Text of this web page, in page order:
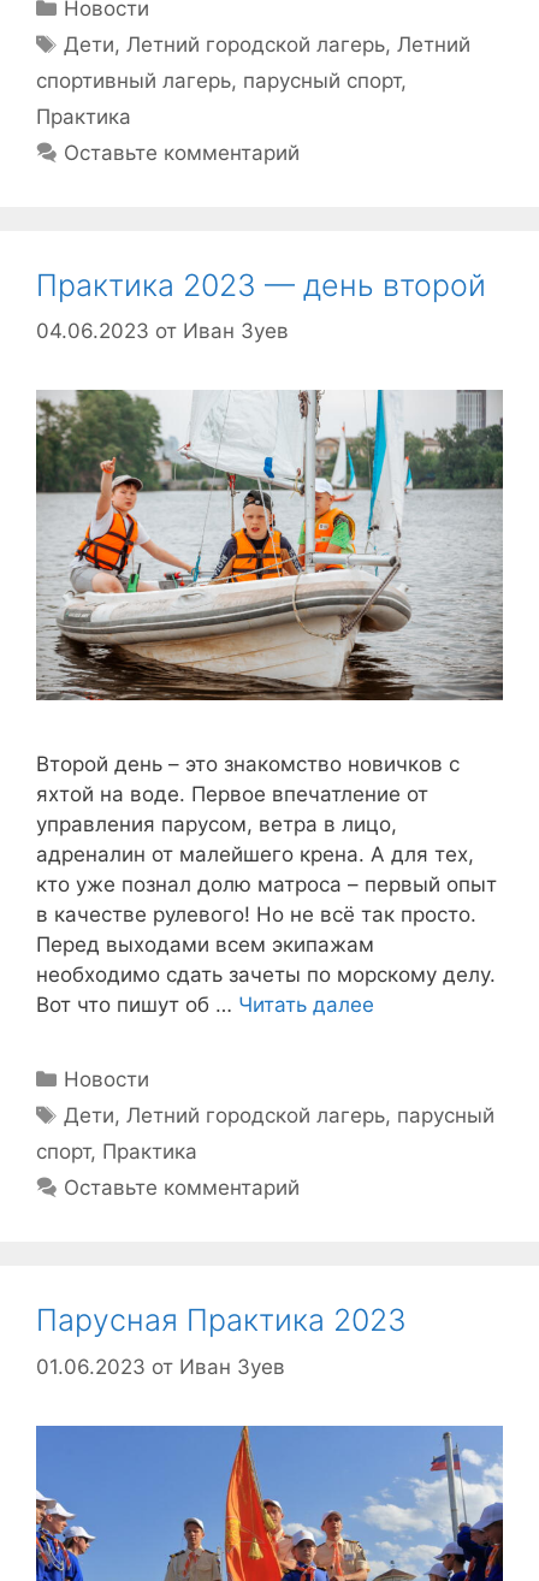
Новости
Метки
Дети,Летний городской лагерь,Летний
спортивный лагерь, парусный спорт,
Практика
Оставьте комментарий
Практика 2023 — день второй
04.06.2023 от Иван Зуев
Второй день – это знакомство новичков с
яхтой на воде. Первое впечатление от
управления парусом, ветра в лицо,
адреналин от малейшего крена. А для тех,
кто уже познал долю матроса – первый опыт
в качестве рулевого! Но не всё так просто.
Перед выходами всем экипажам
необходимо сдать зачеты по морскому делу.
Вот что пишут об … Читать далее
Рубрики
Новости
Метки
Дети,Летний городской лагерь, парусный
спорт, Практика
Оставьте комментарий
Парусная Практика 2023
01.06.2023 от Иван Зуев